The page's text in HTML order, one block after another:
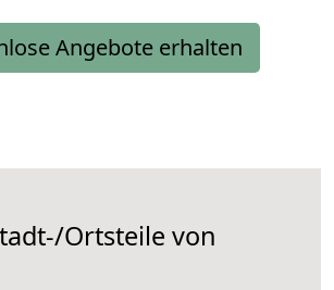
Angebote erhalten
Ortsteile von